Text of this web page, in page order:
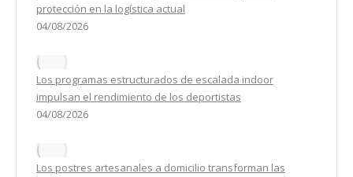
protección en la logística actual
04/08/2026
Los programas estructurados de escalada indoor
impulsan el rendimiento de los deportistas
04/08/2026
Los postres artesanales a domicilio transforman las